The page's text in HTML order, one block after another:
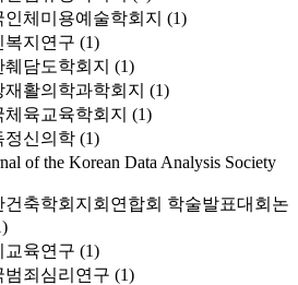
인체미용예술학회지 (1)
복지연구 (1)
췌담도학회지 (1)
재활의학과학회지 (1)
체육교육학회지 (1)
정신의학 (1)
of the Korean Data Analysis Society
건축학회지회연합회 학술발표대회논
교육연구 (1)
범죄심리연구 (1)